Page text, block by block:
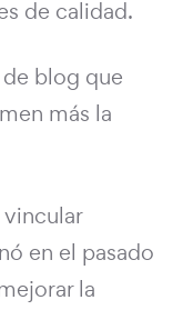
de calidad.
blog que
más la
en el pasado
la